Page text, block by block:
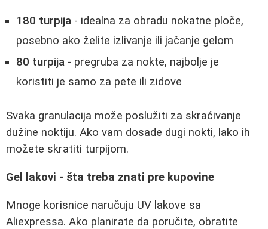
180 turpija - idealna za obradu nokatne ploče,
posebno ako želite izlivanje ili jačanje gelom
80 turpija - pregruba za nokte, najbolje je
koristiti je samo za pete ili zidove
Svaka granulacija može poslužiti za skraćivanje
dužine noktiju. Ako vam dosade dugi nokti, lako ih
možete skratiti turpijom.
Gel lakovi - šta treba znati pre kupovine
Mnoge korisnice naručuju UV lakove sa
Aliexpressa. Ako planirate da poručite, obratite